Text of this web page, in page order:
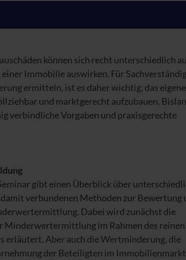
können sich recht unterschiedlich
Immobilie auswirken. Für
ermitteln, ist es daher wichtig, das eigene
und marktgerecht aufzubauen.
verbindliche Vorgaben und praxisgerechte
gibt einen Überblick über
verbundenen Methoden zur Bewertung
Dabei wird zunächst die
Minderwertermittlung im Rahmen des reinen
erläutert. Aber auch die Wertminderung, die
der Beteiligten im Immobilienmarkt